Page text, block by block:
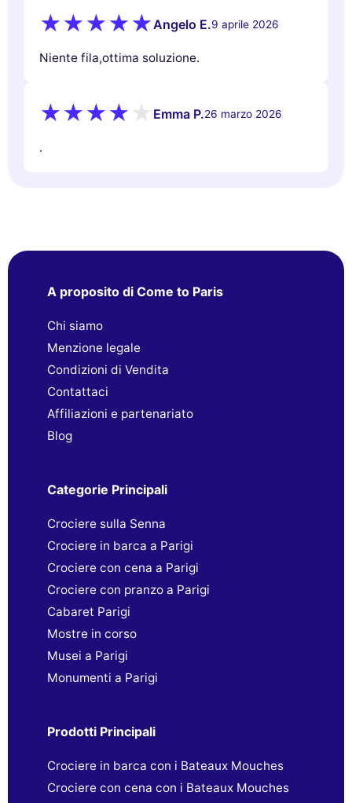
Angelo E.9 aprile 2026
Niente fila,ottima soluzione.
Emma P.26 marzo 2026
.
A proposito di Come to Paris
Chi siamo
Menzione legale
Condizioni di Vendita
Contattaci
Affiliazioni e partenariato
Blog
Categorie Principali
Crociere sulla Senna
Crociere in barca a Parigi
Crociere con cena a Parigi
Crociere con pranzo a Parigi
Cabaret Parigi
Mostre in corso
Musei a Parigi
Monumenti a Parigi
Prodotti Principali
Crociere in barca con i Bateaux Mouches
Crociere con cena con i Bateaux Mouches